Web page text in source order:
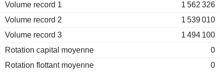
Volume record 1
1 562 326
Volume record 2
1 539 010
Volume record 3
1 494 100
Rotation capital moyenne
0
Rotation flottant moyenne
0